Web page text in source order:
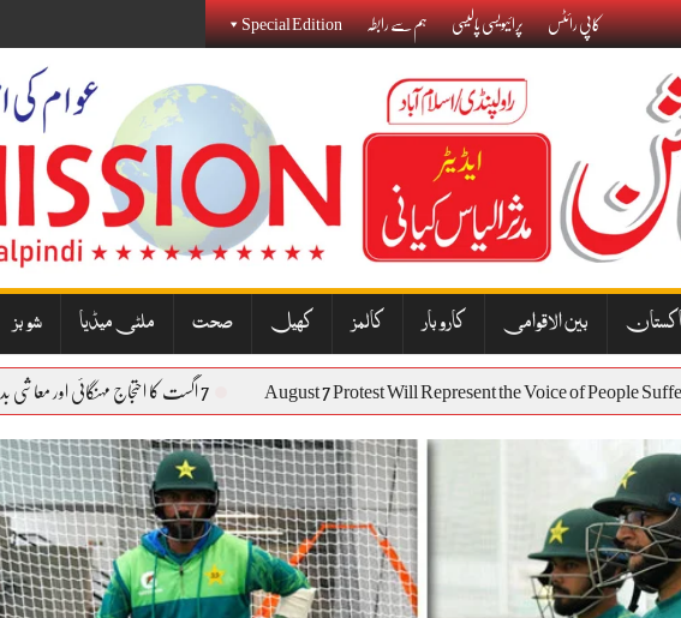
کاپی رائٹس پرائیویسی پالیسی ہم سے رابطہ Special Edition
بین الاقوامی کاروبار کالمز کھیل صحت ملٹی میڈیا شوبز
August 7 Protest Will Represent the Voice of